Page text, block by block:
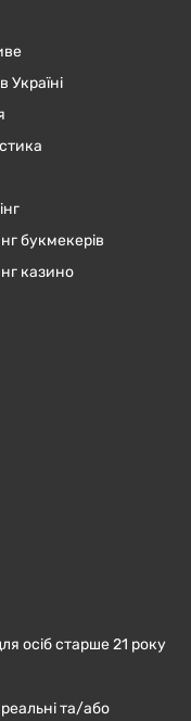
Україні
букмекерів
казино
осіб старше 21 року
та/або